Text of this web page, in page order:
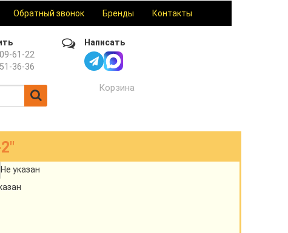
Обратный звонок Бренды Контакты
61-22
36-36
Написать
Корзина
Не указан